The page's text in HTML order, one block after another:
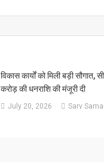
विकास कार्यों को मिली बड़ी सौगात,
करोड़ की धनराशि की मंजूरी दी
July 20, 2026 Sarv